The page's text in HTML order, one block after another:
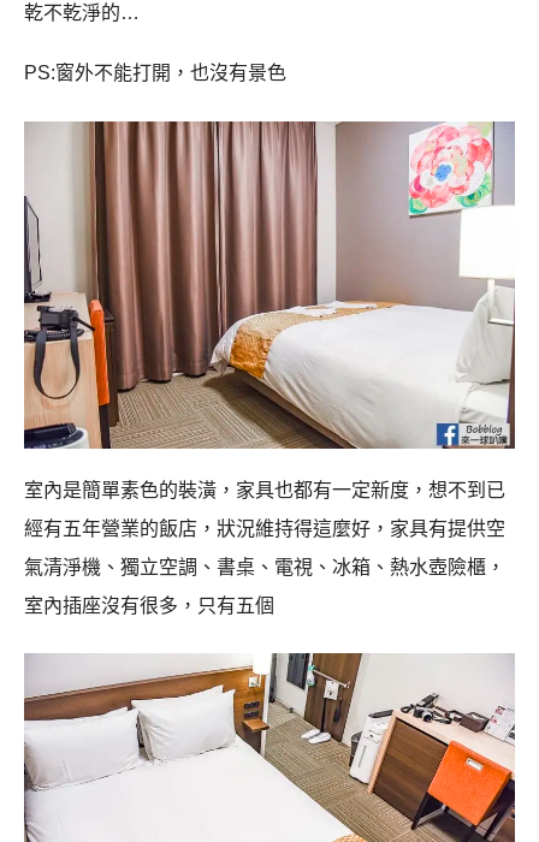
乾不乾淨的…
PS:窗外不能打開，也沒有景色
室內是簡單素色的裝潢，家具也都有一定新度，想不到已
經有五年營業的飯店，狀況維持得這麼好，家具有提供空
氣清淨機、獨立空調、書桌、電視、冰箱、熱水壺險櫃，
室內插座沒有很多，只有五個